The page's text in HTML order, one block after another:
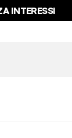
INTERESSI